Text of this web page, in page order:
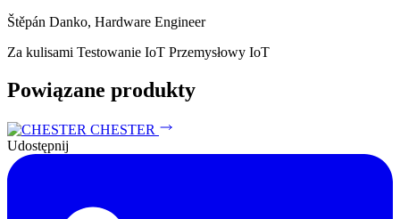
Štěpán Danko, Hardware Engineer
Za kulisami Testowanie IoT Przemysłowy IoT
Powiązane produkty
CHESTER
Udostępnij